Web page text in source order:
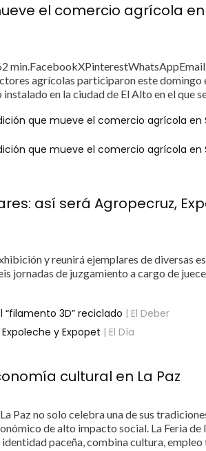
el comercio agrícola
agrícolas participaron este domingo
en la ciudad de El Alto en el que
que mueve el comercio agrícola en
que mueve el comercio agrícola en
así será Agropecruz,
y reunirá ejemplares de diversas
jornadas de juzgamiento a cargo de
3D” reciclado | El Deber
y Expopet | El Día
cultural en La Paz
Paz no solo celebra una de sus
de alto impacto social. La Feria de
paceña, combina cultura, empleo